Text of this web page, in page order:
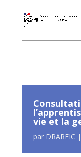
vie et la
par DRAREIC |